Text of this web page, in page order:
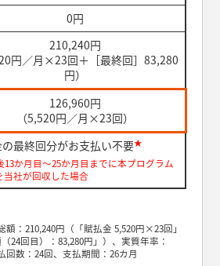
0円
210,240円
円／月×23回＋［最終回］83,280
円）
126,960円
（5,520円／月×23回）
最終回分がお支払い不要★
か月目～25か月目までに本プログラム
社が回収した場合
：210,240円（「賦払金 5,520円×23回」
24回目）：83,280円」）、実質年率：
回数：24回、支払期間：26カ月